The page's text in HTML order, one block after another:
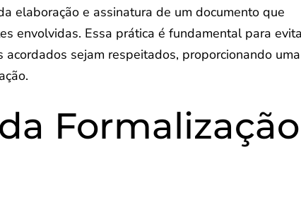
elaboração e assinatura de um documento que
envolvidas. Essa prática é fundamental para
sejam respeitados, proporcionando uma
Formalização